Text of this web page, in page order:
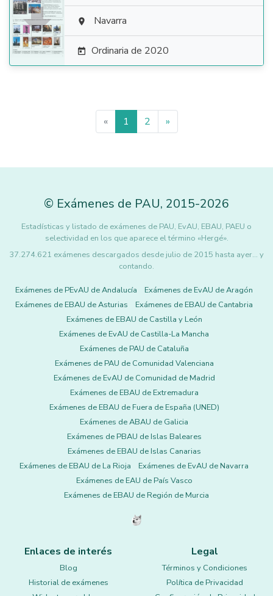
  Navarra
 Ordinaria de 2020
« 1 2 »
© Exámenes de PAU, 2015-2026
Estadísticas y listado de exámenes de PAU, EvAU, EBAU, PAEU o
selectividad en los que aparece el término «Hergé».
37.274.621 exámenes descargados desde julio de 2015 hasta ayer... y
contando.
Exámenes de PEvAU de Andalucía
Exámenes de EvAU de Aragón
Exámenes de EBAU de Asturias
Exámenes de EBAU de Cantabria
Exámenes de EBAU de Castilla y León
Exámenes de EvAU de Castilla-La Mancha
Exámenes de PAU de Cataluña
Exámenes de PAU de Comunidad Valenciana
Exámenes de EvAU de Comunidad de Madrid
Exámenes de EBAU de Extremadura
Exámenes de EBAU de Fuera de España (UNED)
Exámenes de ABAU de Galicia
Exámenes de PBAU de Islas Baleares
Exámenes de EBAU de Islas Canarias
Exámenes de EBAU de La Rioja
Exámenes de EvAU de Navarra
Exámenes de EAU de País Vasco
Exámenes de EBAU de Región de Murcia
Enlaces de interés
Blog
Historial de exámenes
Legal
Términos y Condiciones
Política de Privacidad